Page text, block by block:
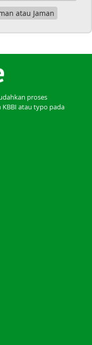
atau Jaman
proses
KBBI atau typo pada